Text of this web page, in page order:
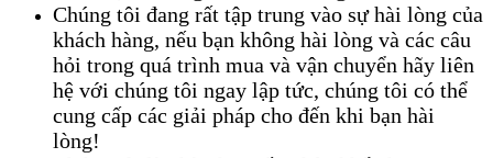
Chúng tôi đang rất tập trung vào sự hài lòng của
khách hàng, nếu bạn không hài lòng và các câu
hỏi trong quá trình mua và vận chuyển hãy liên
hệ với chúng tôi ngay lập tức, chúng tôi có thể
cung cấp các giải pháp cho đến khi bạn hài
lòng!